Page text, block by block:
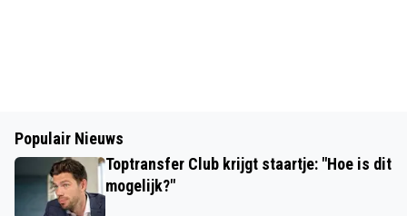
Populair Nieuws
Toptransfer Club krijgt staartje: "Hoe is dit
mogelijk?"